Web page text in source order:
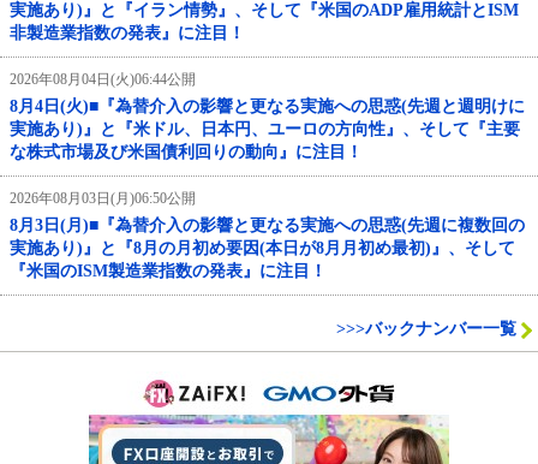
実施あり)』と『イラン情勢』、そして『米国のADP雇用統計とISM
非製造業指数の発表』に注目！
2026年08月04日(火)06:44公開
8月4日(火)■『為替介入の影響と更なる実施への思惑(先週と週明けに
実施あり)』と『米ドル、日本円、ユーロの方向性』、そして『主要
な株式市場及び米国債利回りの動向』に注目！
2026年08月03日(月)06:50公開
8月3日(月)■『為替介入の影響と更なる実施への思惑(先週に複数回の
実施あり)』と『8月の月初め要因(本日が8月月初め最初)』、そして
『米国のISM製造業指数の発表』に注目！
>>>バックナンバー一覧